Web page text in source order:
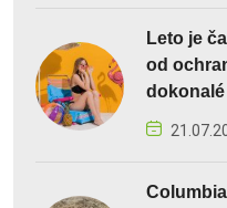
Leto je
od